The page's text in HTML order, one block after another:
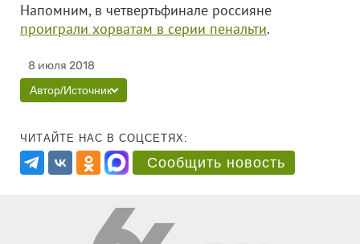
Напомним, в четвертьфинале россияне
проиграли хорватам в серии пенальти.
8 июля 2018
Автор/Источник
ЧИТАЙТЕ НАС В СОЦСЕТЯХ:
Сообщить новость